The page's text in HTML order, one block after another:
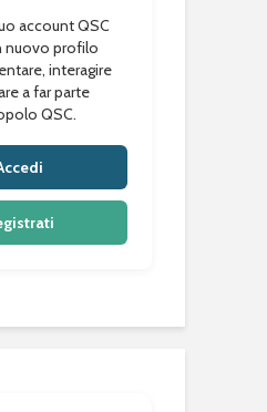
account QSC
nuovo profilo
interagire
a far parte
QSC.